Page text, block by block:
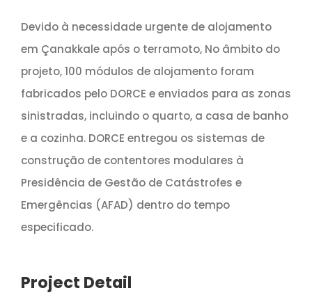
Devido à necessidade urgente de alojamento
em Çanakkale após o terramoto, No âmbito do
projeto, 100 módulos de alojamento foram
fabricados pelo DORCE e enviados para as zonas
sinistradas, incluindo o quarto, a casa de banho
e a cozinha. DORCE entregou os sistemas de
construção de contentores modulares à
Presidência de Gestão de Catástrofes e
Emergências (AFAD) dentro do tempo
especificado.
Project Detail